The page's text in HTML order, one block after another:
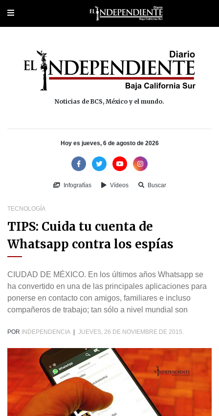
Portada Los Cabos Policiaca Deportes
Noticias de BCS, México y el mundo.
Hoy es jueves, 6 de agosto de 2026
Infografías Vídeos Buscar
TECNOLOGÍA
TIPS: Cuida tu cuenta de
Whatsapp contra los espías
CIUDAD DE MÉXICO. En los últimos años Whatsapp se
ha convertido en una de las principales aplicaciones para
ponerse en contacto con amigos, familiares e incluso
compañeros de trabajo; tan sólo a nivel mundial son
POR INDEPENDENCIA JUEVES, 26 DE NOVIEMBRE DE 2015.